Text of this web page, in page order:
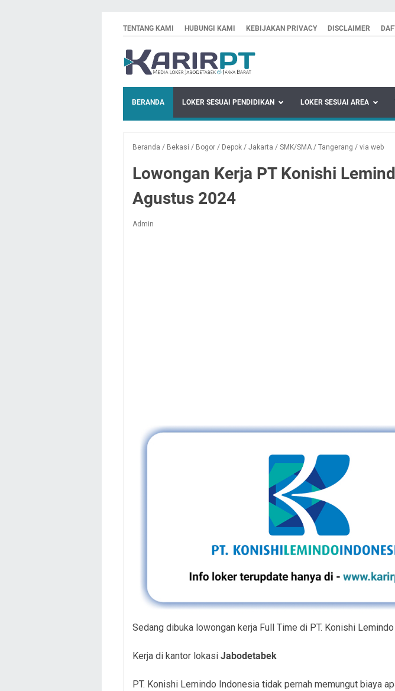
TENTANG KAMI HUBUNGI KAMI KEBIJAKAN PRIVACY DISCLAIMER
BERANDA LOKER SESUAI PENDIDIKAN LOKER SESUAI AREA
Beranda / Bekasi / Bogor / Depok / Jakarta / SMK/SMA / Tangerang / via web
Lowongan Kerja PT Konishi
Agustus 2024
Admin
Sedang dibuka lowongan kerja Full Time di PT. Konishi
Kerja di kantor lokasi Jabodetabek
PT. Konishi Lemindo Indonesia tidak pernah memungut biaya